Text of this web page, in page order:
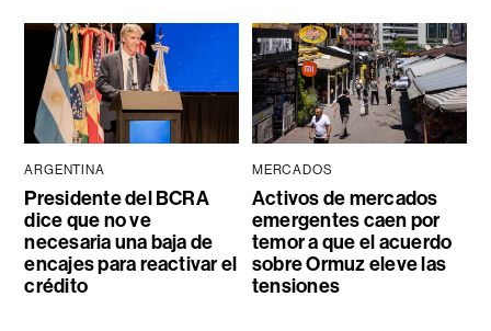
ARGENTINA
Presidente del BCRA
dice que no ve
necesaria una baja de
encajes para reactivar el
crédito
MERCADOS
Activos de mercados
emergentes caen por
temor a que el acuerdo
sobre Ormuz eleve las
tensiones